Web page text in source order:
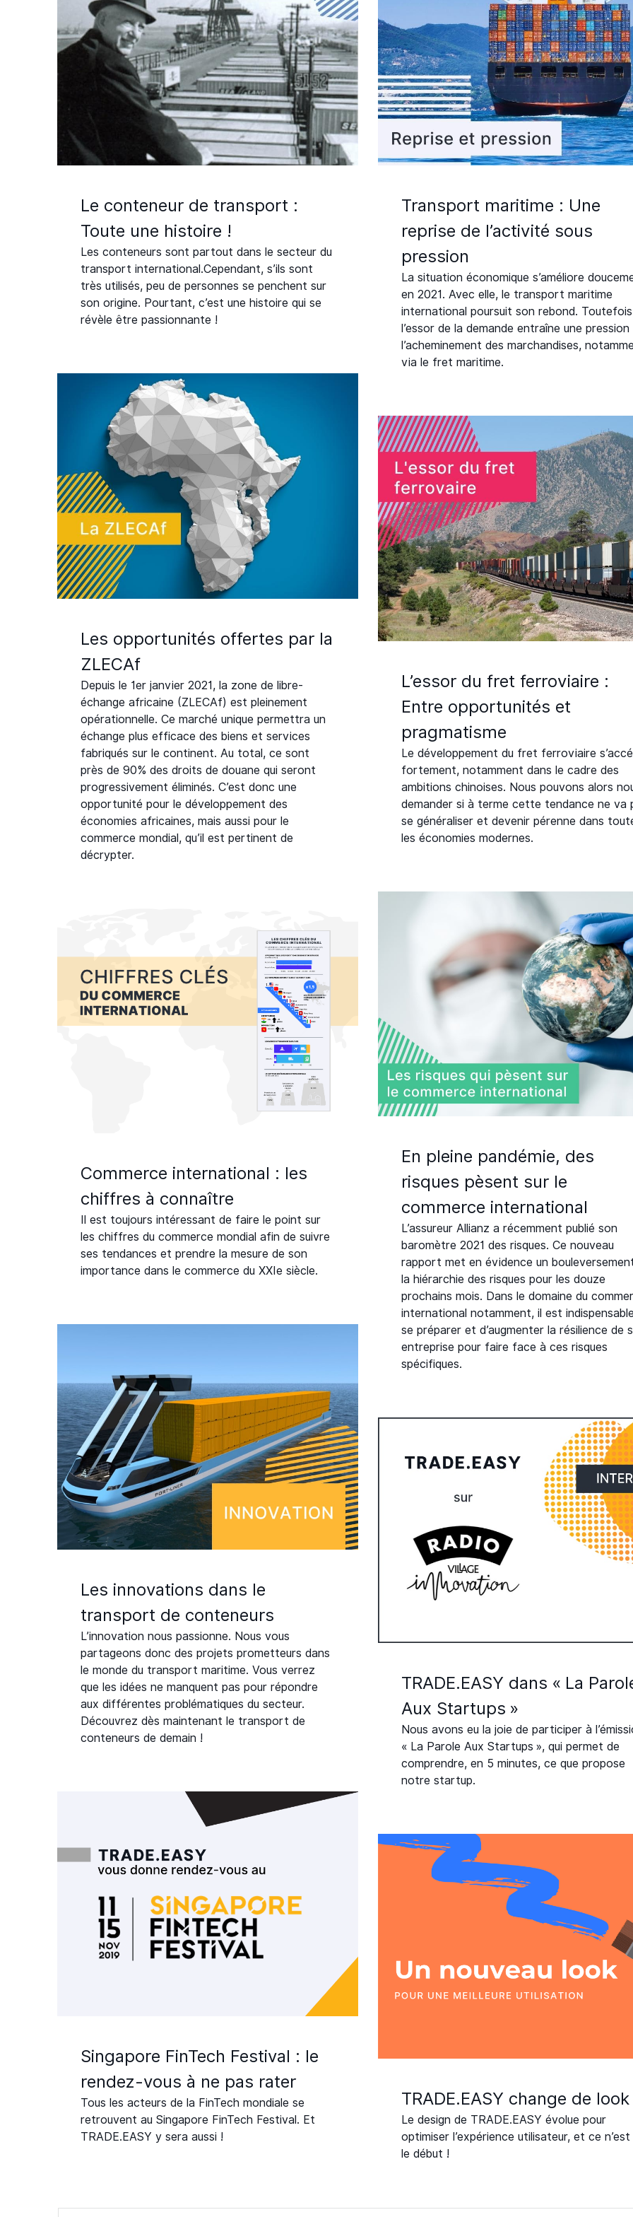
Le conteneur de transport :
Toute une histoire !
Les conteneurs sont partout dans le secteur du
transport international.Cependant, s’ils sont
très utilisés, peu de personnes se penchent sur
son origine. Pourtant, c’est une histoire qui se
révèle être passionnante !
Transport maritime : Une
reprise de l’activité sous
pression
La situation économique s’améliore
en 2021. Avec elle, le transport maritime
international poursuit son rebond.
l’essor de la demande entraîne une pression
l’acheminement des marchandises,
via le fret maritime.
Les opportunités offertes par la
ZLECAf
Depuis le 1er janvier 2021, la zone de libre-
échange africaine (ZLECAf) est pleinement
opérationnelle. Ce marché unique permettra un
échange plus efficace des biens et services
fabriqués sur le continent. Au total, ce sont
près de 90% des droits de douane qui seront
progressivement éliminés. C’est donc une
opportunité pour le développement des
économies africaines, mais aussi pour le
commerce mondial, qu’il est pertinent de
décrypter.
L’essor du fret ferroviaire :
Entre opportunités et
pragmatisme
Le développement du fret ferroviaire
fortement, notamment dans le cadre des
ambitions chinoises. Nous pouvons alors
demander si à terme cette tendance ne va
se généraliser et devenir pérenne dans
les économies modernes.
En pleine pandémie, des
risques pèsent sur le
commerce international
L’assureur Allianz a récemment publié son
baromètre 2021 des risques. Ce nouveau
rapport met en évidence un
la hiérarchie des risques pour les douze
prochains mois. Dans le domaine du
international notamment, il est
se préparer et d’augmenter la résilience de
entreprise pour faire face à ces risques
spécifiques.
Commerce international : les
chiffres à connaître
Il est toujours intéressant de faire le point sur
les chiffres du commerce mondial afin de suivre
ses tendances et prendre la mesure de son
importance dans le commerce du XXIe siècle.
Les innovations dans le
transport de conteneurs
L’innovation nous passionne. Nous vous
partageons donc des projets prometteurs dans
le monde du transport maritime. Vous verrez
que les idées ne manquent pas pour répondre
aux différentes problématiques du secteur.
Découvrez dès maintenant le transport de
conteneurs de demain !
TRADE.EASY dans « La
Aux Startups »
Nous avons eu la joie de participer à
« La Parole Aux Startups », qui permet de
comprendre, en 5 minutes, ce que propose
notre startup.
Singapore FinTech Festival : le
rendez-vous à ne pas rater
Tous les acteurs de la FinTech mondiale se
retrouvent au Singapore FinTech Festival. Et
TRADE.EASY y sera aussi !
TRADE.EASY change de look
Le design de TRADE.EASY évolue pour
optimiser l’expérience utilisateur, et ce n’est
le début !